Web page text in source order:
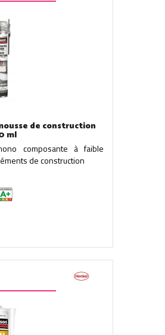
de construction
ml
composante à faible
de construction